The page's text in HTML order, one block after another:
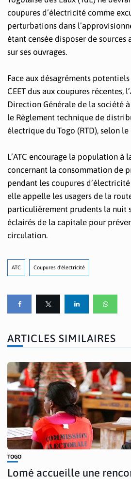
coupures d’électricité comme
perturbations dans
étant censée disposer de sources
sur ses ouvrages.
Face aux désagréments
CEET dus aux coupures récentes,
Direction Générale de la société
le Règlement technique de
électrique du Togo (RTD), selon
L’ATC encourage la population à
concernant la consommation de
pendant les coupures
elle appelle les usagers de la
particulièrement prudents la nuit
éclairés de la capitale pour
circulation.
ATC Coupures d'électricité
ARTICLES SIMILAIRES
TOGO
Lomé accueille une